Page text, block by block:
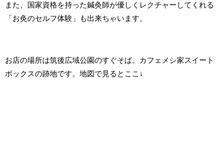
また、国家資格を持った鍼灸師が優しくレクチャーしてくれる
「お灸のセルフ体験」も出来ちゃいます。
お店の場所は筑後広域公園のすぐそば。カフェメシ家スイート
ボックスの跡地です。地図で見るとここ↓